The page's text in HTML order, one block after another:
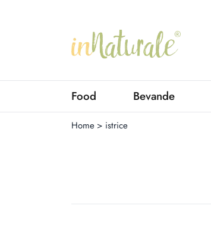
Food Bevande
Home > istrice